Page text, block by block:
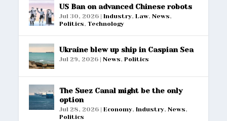
US Ban on advanced Chinese robots
Jul 30, 2026 |Industry,Law,News,
Politics,Technology
Ukraine blew up ship in Caspian Sea
Jul 29, 2026 |News,Politics
The Suez Canal might be the only
option
Jul 28, 2026 |Economy,Industry,News,
Politics